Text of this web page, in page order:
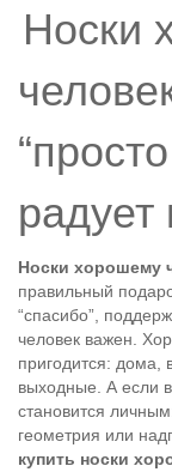
Носки
Носки хорошему
правильный
“спасибо”,
человек важен.
пригодится: дома,
выходные. А если
становится
геометрия или
купить носки